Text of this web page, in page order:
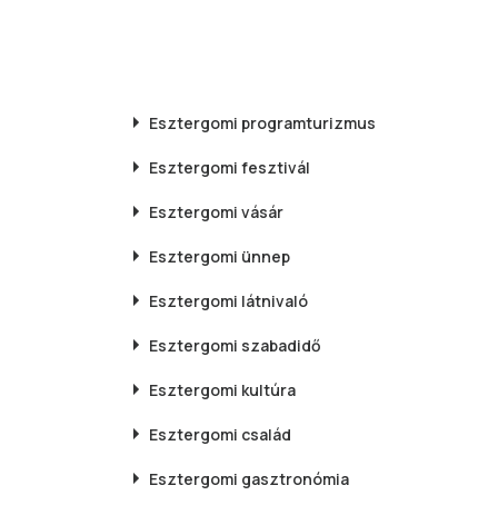
Esztergomi programturizmus
Esztergomi fesztivál
Esztergomi vásár
Esztergomi ünnep
Esztergomi látnivaló
Esztergomi szabadidő
Esztergomi kultúra
Esztergomi család
Esztergomi gasztronómia